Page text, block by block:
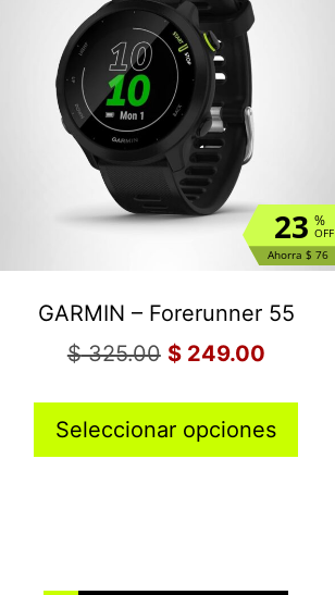
Añadir al carrito
%
OFF
23
Ahorra $ 76
GARMIN – Forerunner 55
$325.00 $249.00
Seleccionar opciones